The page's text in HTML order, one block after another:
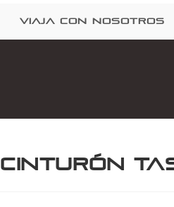
VIAJA CON NOSOTROS
Cinturón